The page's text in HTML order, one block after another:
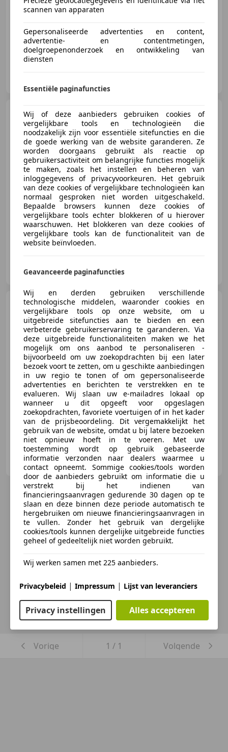
Maserati 3200GT - 6-Speed
- 46.000km
€ 48.500
08/2001 46.613 km Benzine 271 kW (368 PK)
NL-7575 AA OLDENZAAL
Maserati 3200GT 3.2 V8
€ 24.450
01/2001 96.165 km Benzine 271 kW (368 PK)
Carel Wüst Classics B.V.
NL-3261 LE OUD-BEIJERLAND
Vorige 1 / 1 Volgende
scannen van apparaten
Gepersonaliseerde advertenties en content,
advertentie- en contentmetingen,
doelgroepenonderzoek en ontwikkeling van
diensten
Essentiële paginafuncties
Wij of deze aanbieders gebruiken cookies of
vergelijkbare tools en technologieën die
noodzakelijk zijn voor essentiële sitefuncties en die
de goede werking van de website garanderen. Ze
worden doorgaans gebruikt als reactie op
gebruikersactiviteit om belangrijke functies mogelijk
te maken, zoals het instellen en beheren van
inloggegevens of privacyvoorkeuren. Het gebruik
van deze cookies of vergelijkbare technologieën kan
normaal gesproken niet worden uitgeschakeld.
Bepaalde browsers kunnen deze cookies of
vergelijkbare tools echter blokkeren of u hierover
waarschuwen. Het blokkeren van deze cookies of
vergelijkbare tools kan de functionaliteit van de
website beïnvloeden.
Geavanceerde paginafuncties
Wij en derden gebruiken verschillende
technologische middelen, waaronder cookies en
vergelijkbare tools op onze website, om u
uitgebreide sitefuncties aan te bieden en een
verbeterde gebruikerservaring te garanderen. Via
deze uitgebreide functionaliteiten maken we het
mogelijk om ons aanbod te personaliseren -
bijvoorbeeld om uw zoekopdrachten bij een later
bezoek voort te zetten, om u geschikte aanbiedingen
in uw regio te tonen of om gepersonaliseerde
advertenties en berichten te verstrekken en te
evalueren. Wij slaan uw e-mailadres lokaal op
wanneer u dit opgeeft voor opgeslagen
zoekopdrachten, favoriete voertuigen of in het kader
van de prijsbeoordeling. Dit vergemakkelijkt het
gebruik van de website, omdat u bij latere bezoeken
niet opnieuw hoeft in te voeren. Met uw
toestemming wordt op gebruik gebaseerde
informatie verzonden naar dealers waarmee u
contact opneemt. Sommige cookies/tools worden
door de aanbieders gebruikt om informatie die u
verstrekt bij het indienen van
financieringsaanvragen gedurende 30 dagen op te
slaan en deze binnen deze periode automatisch te
hergebruiken om nieuwe financieringsaanvragen in
te vullen. Zonder het gebruik van dergelijke
cookies/tools kunnen dergelijke uitgebreide functies
geheel of gedeeltelijk niet worden gebruikt.
Wij werken samen met 225 aanbieders.
Privacybeleid | Impressum | Lijst van leveranciers
Privacy instellingen Alles accepteren